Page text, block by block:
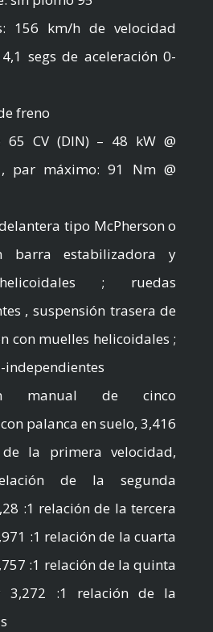
156 km/h de velocidad
segs de aceleración 0-
freno
65 CV (DIN) – 48 kW @
par máximo: 91 Nm @
tipo McPherson o
barra estabilizadora y
; ruedas
, suspensión trasera de
con muelles helicoidales ;
independientes
manual de cinco
palanca en suelo, 3,416
la primera velocidad,
de la segunda
:1 relación de la tercera
:1 relación de la cuarta
:1 relación de la quinta
3,272 :1 relación de la